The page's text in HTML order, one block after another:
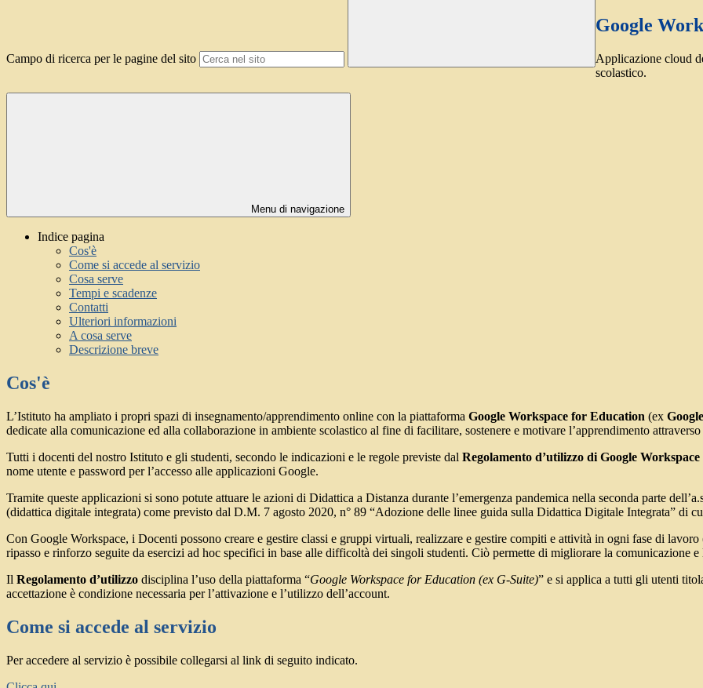
Campo di ricerca per le pagine del sito
Google
Applicazione cloud
scolastico.
Menu di navigazione
Indice pagina
Cos'è
Come si accede al servizio
Cosa serve
Tempi e scadenze
Contatti
Ulteriori informazioni
A cosa serve
Descrizione breve
Cos'è
L’Istituto ha ampliato i propri spazi di insegnamento/apprendimento online con la piattaforma Google Workspace for Education (ex
dedicate alla comunicazione ed alla collaborazione in ambiente scolastico al fine di facilitare, sostenere e motivare l’apprendimento
Tutti i docenti del nostro Istituto e gli studenti, secondo le indicazioni e le regole previste dal Regolamento d’utilizzo di Google
nome utente e password per l’accesso alle applicazioni Google.
Tramite queste applicazioni si sono potute attuare le azioni di Didattica a Distanza durante l’emergenza pandemica nella seconda parte
(didattica digitale integrata) come previsto dal D.M. 7 agosto 2020, n° 89 “Adozione delle linee guida sulla Didattica Digitale Integrata” di
Con Google Workspace, i Docenti possono creare e gestire classi e gruppi virtuali, realizzare e gestire compiti e attività in ogni fase di
ripasso e rinforzo seguite da esercizi ad hoc specifici in base alle difficoltà dei singoli studenti. Ciò permette di migliorare la comunicazione
Il Regolamento d’utilizzo disciplina l’uso della piattaforma “Google Workspace for Education (ex G-Suite)” e si applica a tutti gli utenti
accettazione è condizione necessaria per l’attivazione e l’utilizzo dell’account.
Come si accede al servizio
Per accedere al servizio è possibile collegarsi al link di seguito indicato.